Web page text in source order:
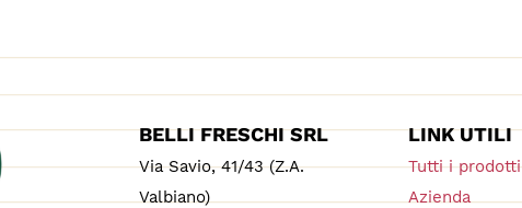
BELLI FRESCHI SRL
Via Savio, 41/43 (Z.A.
Valbiano)
LINK UTILI
Tutti i prodotti
Azienda